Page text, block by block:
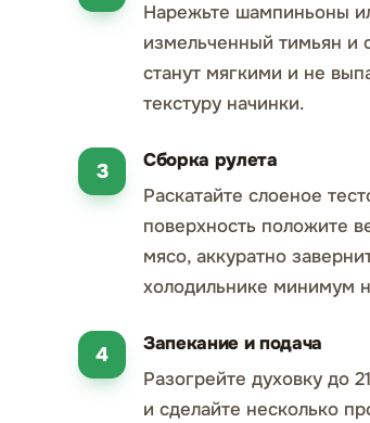
Нарежьте шампиньоны
измельченный тимьян и
станут мягкими и не
текстуру начинки.
Сборка рулета
Раскатайте слоеное
поверхность положите
мясо, аккуратно
холодильнике минимум
Запекание и подача
Разогрейте духовку до
и сделайте несколько